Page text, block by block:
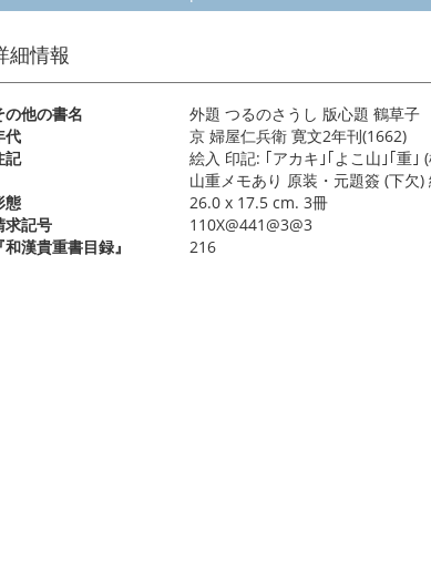
細情報
の他の書名
外題 つるのさうし 版心題 鶴草子
代
京 婦屋仁兵衛 寛文2年刊(1662)
記
絵入 印記: ｢アカキ｣｢よこ山｣｢重
山重メモあり 原装・元題簽 (下欠
態
26.0 x 17.5 cm. 3冊
求記号
110X@441@3@3
『和漢貴重書目録』
216